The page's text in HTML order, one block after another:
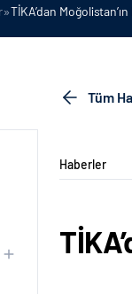
»TİKA’dan
Tüm
Haberler